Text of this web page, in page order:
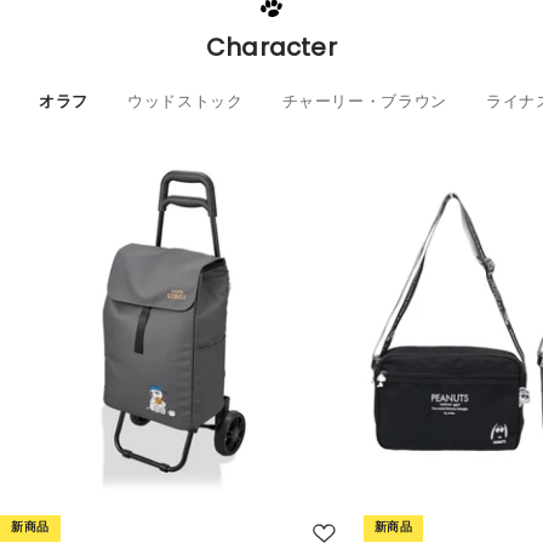
Character
オラフ ウッドストック チャーリー・ブラウン ライナ
新商品 新商品